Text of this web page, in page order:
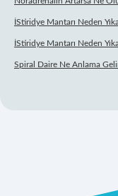
İStiridye Mantarı Neden
İStiridye Mantarı Neden
Spiral Daire Ne Anlama